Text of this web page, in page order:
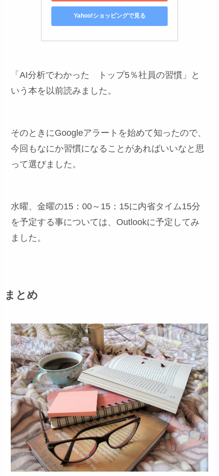
Yahoo!ショッピングで見る
「AI分析でわかった トップ5％社員の習慣」と
いう本を以前読みました。
そのときにGoogleアラートを始めて知ったので、
今回もなにか習慣になることがあればいいなと思
って選びました。
水曜、金曜の15：00～15：15に内省タイム15分
を予定する事については、Outlookに予定してみ
ました。
まとめ